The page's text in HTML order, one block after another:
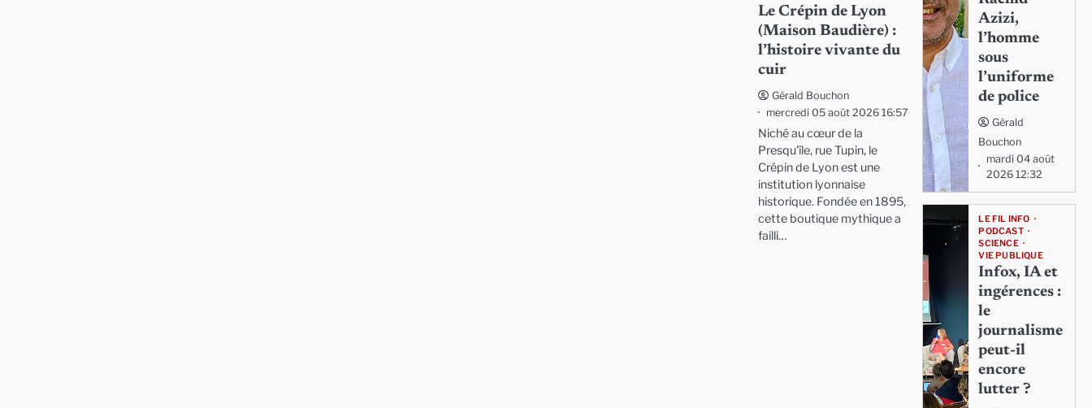
Le Crépin de Lyon
(Maison Baudière) :
l’histoire vivante du
cuir
Gérald Bouchon
mercredi 05 août 2026 16:57
Niché au cœur de la
Presqu'île, rue Tupin, le
Crépin de Lyon est une
institution lyonnaise
historique. Fondée en 1895,
cette boutique mythique a
failli…
Azizi,
l’homme
sous
l’uniforme
de police
Gérald
Bouchon
mardi 04 août
2026 12:32
LE FIL INFO
PODCAST
SCIENCE
VIE PUBLIQUE
Infox, IA et
ingérences :
le
journalisme
peut-il
encore
lutter ?